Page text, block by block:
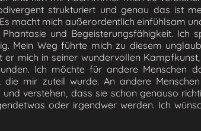
strukturiert und genau das ist
macht mich außerordentlich einfühlsam
und Begeisterungsfähigkeit. Ich
Mein Weg führte mich zu diesem
mich in seiner wundervollen
Ich möchte für andere Menschen
die mir zuteil wurde. An andere
verstehen, dass sie schon genauso
oder irgendwer werden. Ich